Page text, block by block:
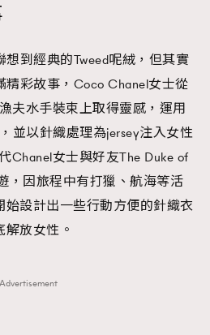
到經典的Tweed呢絨，但其實
精彩故事，Coco Chanel女士從
夫水手裝束上取得靈感，運用
並以針織處理為jersey注入女性
Chanel女士與好友The Duke of
，因旅程中有打獵、航海等活
設計出一些行動方便的針織衣
放女性。
Advertisement